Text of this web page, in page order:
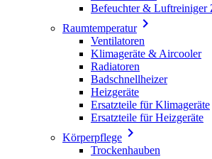
Befeuchter & Luftreiniger
Raumtemperatur
Ventilatoren
Klimageräte & Aircooler
Radiatoren
Badschnellheizer
Heizgeräte
Ersatzteile für Klimageräte
Ersatzteile für Heizgeräte
Körperpflege 
Trockenhauben